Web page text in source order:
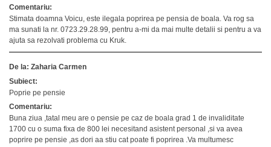
Comentariu:
Stimata doamna Voicu, este ilegala poprirea pe pensia de boala. Va rog sa
ma sunati la nr. 0723.29.28.99, pentru a-mi da mai multe detalii si pentru a va
ajuta sa rezolvati problema cu Kruk.
De la: Zaharia Carmen
Subiect:
Poprie pe pensie
Comentariu:
Buna ziua ,tatal meu are o pensie pe caz de boala grad 1 de invaliditate
1700 cu o suma fixa de 800 lei necesitand asistent personal ,si va avea
poprire pe pensie ,as dori aa stiu cat poate fi poprirea .Va multumesc